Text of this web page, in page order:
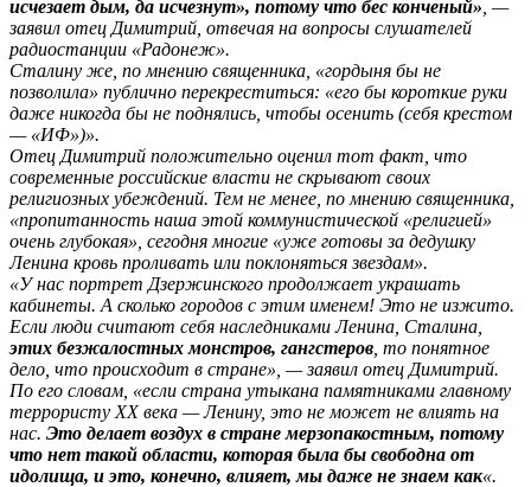
исчезает дым, да исчезнут», потому что бес конченый» , —
заявил отец Димитрий, отвечая на вопросы слушателей
радиостанции «Радонеж».
Сталину же, по мнению священника, «гордыня бы не
позволила» публично перекреститься: «его бы короткие руки
даже никогда бы не поднялись, чтобы осенить (себя крестом
— «ИФ»)».
Отец Димитрий положительно оценил тот факт, что
современные российские власти не скрывают своих
религиозных убеждений. Тем не менее, по мнению священника,
«пропитанность наша этой коммунистической «религией»
очень глубокая», сегодня многие «уже готовы за дедушку
Ленина кровь проливать или поклоняться звездам».
«У нас портрет Дзержинского продолжает украшать
кабинеты. А сколько городов с этим именем! Это не изжито.
Если люди считают себя наследниками Ленина, Сталина,
этих безжалостных монстров, гангстеров , то понятное
дело, что происходит в стране», — заявил отец Димитрий.
По его словам, «если страна утыкана памятниками главному
террористу ХХ века — Ленину, это не может не влиять на
нас. Это делает воздух в стране мерзопакостным, потому
что нет такой области, которая была бы свободна от
идолища, и это, конечно, влияет, мы даже не знаем как«.